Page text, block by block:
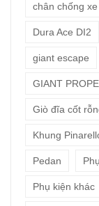
chân chống
Dura Ace DI2
giant escape
GIANT
Giò đĩa cốt
Khung
Pedan
Phụ kiện khác